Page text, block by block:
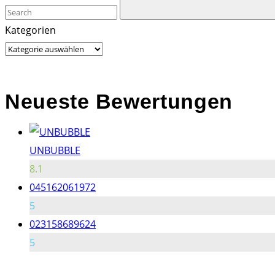
Kategorien
Neueste Bewertungen
UNBUBBLE
8.1
045162061972
5
023158689624
5